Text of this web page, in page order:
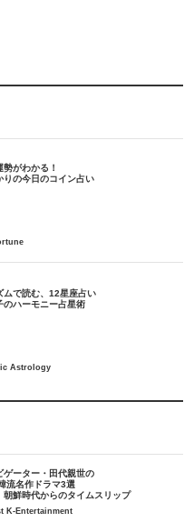
勢がわかる！
ムで読む、12星座占い
ゲーター・田代親世の
流名作ドラマ3選
鮮時代からのタイムスリップ
K-Entertainment